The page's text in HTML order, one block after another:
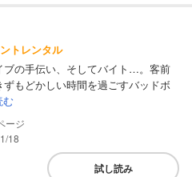
トレンタル
ブの手伝い、そしてバイト…。客前
もどかしい時間を過ごすバッドボ
む
18
試し読み